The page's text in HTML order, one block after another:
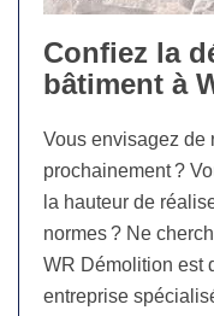
Confiez la
bâtiment à
Vous envisagez de
prochainement ?
la hauteur de
normes ? Ne
WR Démolition est
entreprise